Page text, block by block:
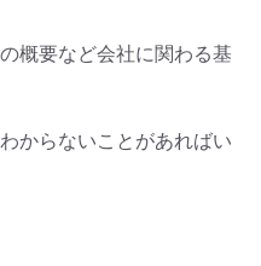
概要など会社に関わる基
からないことがあればい